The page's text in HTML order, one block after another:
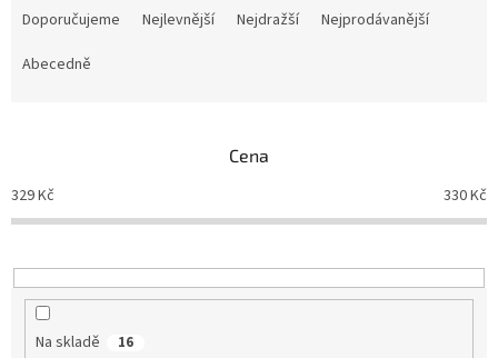
o
d
k
t
Doporučujeme Nejlevnější Nejdražší
Nejprodávanější
Abecedně
Cena
329Kč 330Kč
Na skladě 16